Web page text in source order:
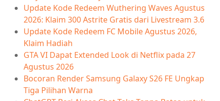
Update Kode Redeem Wuthering Waves Agustus
2026: Klaim 300 Astrite Gratis dari Livestream 3.6
Update Kode Redeem FC Mobile Agustus 2026,
Klaim Hadiah
GTA VI Dapat Extended Look di Netflix pada 27
Agustus 2026
Bocoran Render Samsung Galaxy S26 FE Ungkap
Tiga Pilihan Warna